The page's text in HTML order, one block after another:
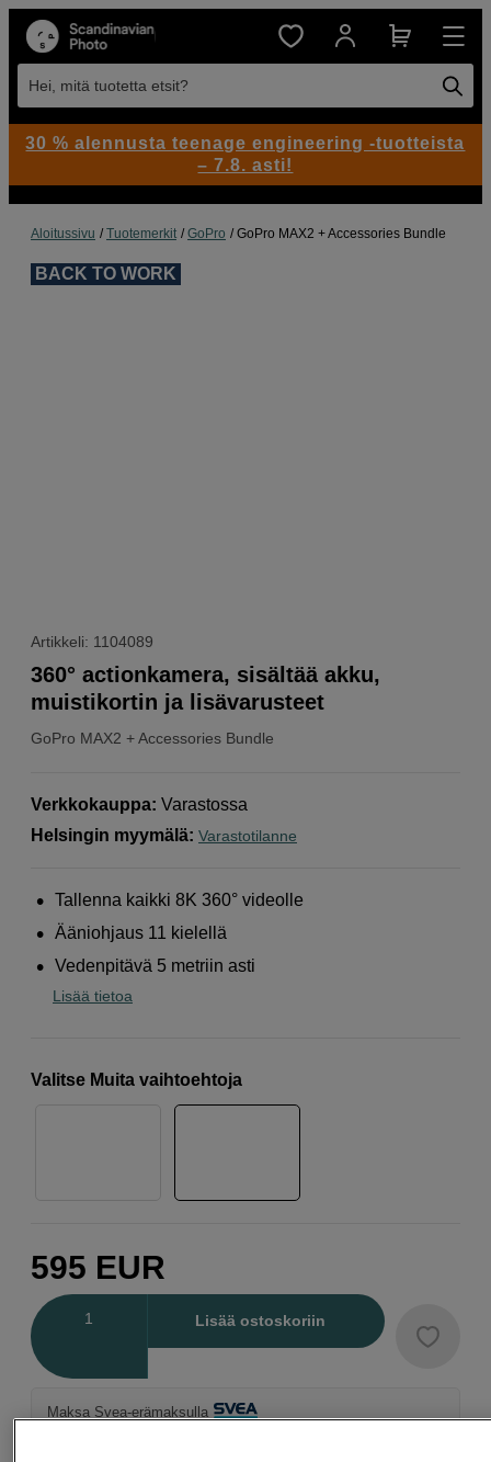
Hei, mitä tuotetta etsit?
Aloitussivu Tuotemerkit GoPro GoPro MAX2 + Accessories Bundle
BACK TO WORK
Artikkeli: 1104089
GoPro MAX2 + Accessories Bundle
360° actionkamera, sisältää akku,
muistikortin ja lisävarusteet
Verkkokauppa: Varastossa
Helsingin myymälä: Varastotilanne
Tallenna kaikki 8K 360° videolle
Ääniohjaus 11 kielellä
Vedenpitävä 5 metriin asti
Lisää tietoa
Valitse Muita vaihtoehtoja
595 EUR
Lisää ostoskoriin
Maksa Svea-erämaksulla
30 % alennusta teenage engineering -tuotteista
– 7.8. asti!